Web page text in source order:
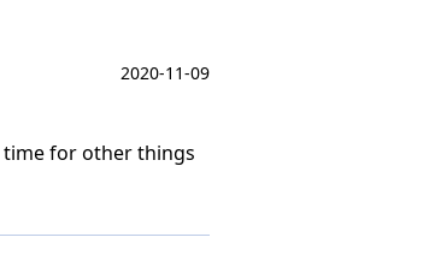
2020-11-09
time for other things